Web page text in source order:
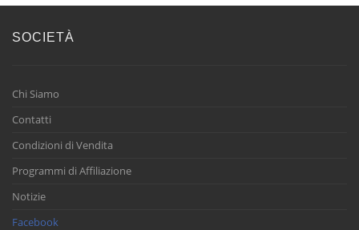
SOCIETÀ
Chi Siamo
Contatti
Condizioni di Vendita
Programmi di Affiliazione
Notizie
Facebook